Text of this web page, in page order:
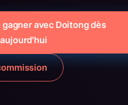
gagner avec Doitong dès
aujourd'hui